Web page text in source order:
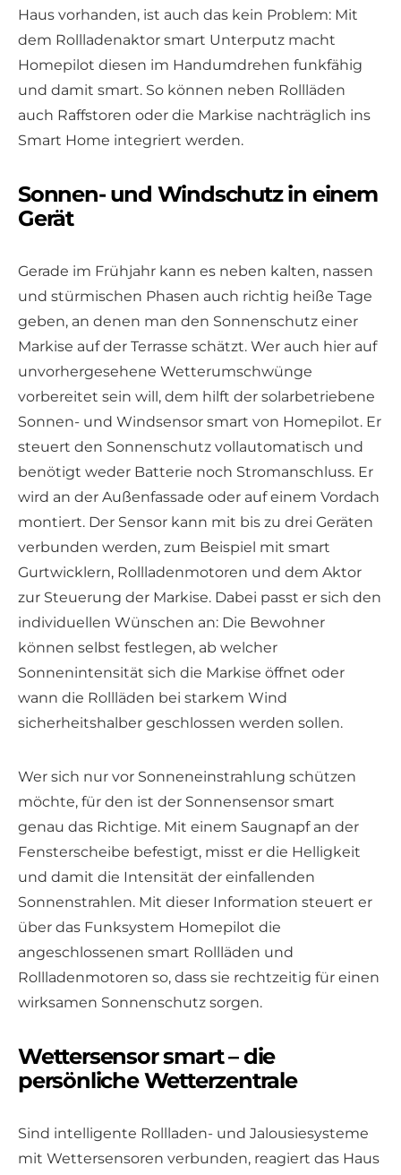
Haus vorhanden, ist auch das kein Problem: Mit
dem Rollladenaktor smart Unterputz macht
Homepilot diesen im Handumdrehen funkfähig
und damit smart. So können neben Rollläden
auch Raffstoren oder die Markise nachträglich ins
Smart Home integriert werden.
Sonnen- und Windschutz in einem
Gerät
Gerade im Frühjahr kann es neben kalten, nassen
und stürmischen Phasen auch richtig heiße Tage
geben, an denen man den Sonnenschutz einer
Markise auf der Terrasse schätzt. Wer auch hier auf
unvorhergesehene Wetterumschwünge
vorbereitet sein will, dem hilft der solarbetriebene
Sonnen- und Windsensor smart von Homepilot. Er
steuert den Sonnenschutz vollautomatisch und
benötigt weder Batterie noch Stromanschluss. Er
wird an der Außenfassade oder auf einem Vordach
montiert. Der Sensor kann mit bis zu drei Geräten
verbunden werden, zum Beispiel mit smart
Gurtwicklern, Rollladenmotoren und dem Aktor
zur Steuerung der Markise. Dabei passt er sich den
individuellen Wünschen an: Die Bewohner
können selbst festlegen, ab welcher
Sonnenintensität sich die Markise öffnet oder
wann die Rollläden bei starkem Wind
sicherheitshalber geschlossen werden sollen.
Wer sich nur vor Sonneneinstrahlung schützen
möchte, für den ist der Sonnensensor smart
genau das Richtige. Mit einem Saugnapf an der
Fensterscheibe befestigt, misst er die Helligkeit
und damit die Intensität der einfallenden
Sonnenstrahlen. Mit dieser Information steuert er
über das Funksystem Homepilot die
angeschlossenen smart Rollläden und
Rollladenmotoren so, dass sie rechtzeitig für einen
wirksamen Sonnenschutz sorgen.
Wettersensor smart – die
persönliche Wetterzentrale
Sind intelligente Rollladen- und Jalousiesysteme
mit Wettersensoren verbunden, reagiert das Haus